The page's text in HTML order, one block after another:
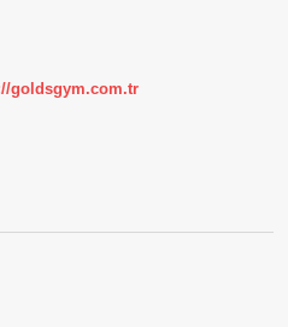
goldsgym.com.tr